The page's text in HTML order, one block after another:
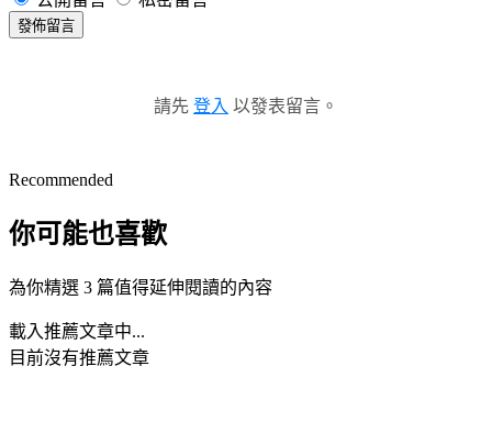
發佈留言
請先 登入 以發表留言。
Recommended
你可能也喜歡
為你精選 3 篇值得延伸閱讀的內容
載入推薦文章中...
目前沒有推薦文章